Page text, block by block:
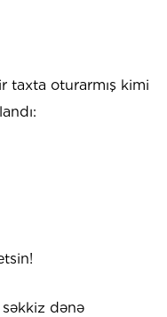
taxta oturarmış kimi
dənə